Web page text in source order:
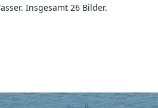
Insgesamt 26 Bilder.